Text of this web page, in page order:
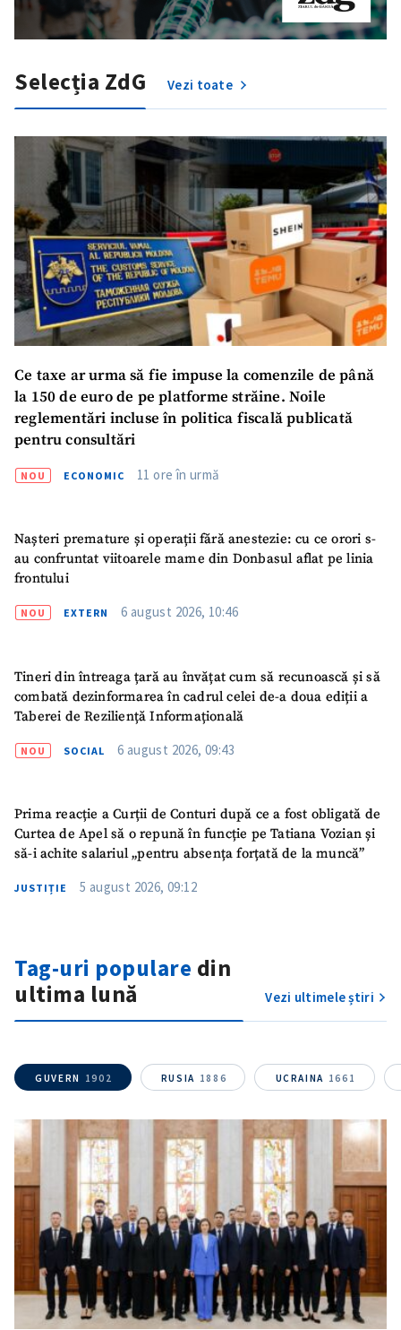
Trimite o informație
Despre ZdG
in English
Selecția ZdG Vezi toate
Ce taxe ar urma să fie impuse la comenzile de până
la 150 de euro de pe platforme străine. Noile
reglementări incluse în politica fiscală publicată
pentru consultări
NOU ECONOMIC 11 ore în urmă
Nașteri premature și operații fără anestezie: cu ce orori s-
au confruntat viitoarele mame din Donbasul aflat pe linia
frontului
NOU EXTERN 6 august 2026, 10:46
Tineri din întreaga țară au învățat cum să recunoască și să
combată dezinformarea în cadrul celei de-a doua ediții a
Taberei de Reziliență Informațională
NOU SOCIAL 6 august 2026, 09:43
Prima reacție a Curții de Conturi după ce a fost obligată de
Curtea de Apel să o repună în funcție pe Tatiana Vozian și
să-i achite salariul „pentru absența forțată de la muncă”
JUSTIȚIE 5 august 2026, 09:12
Tag-uri populare din
ultima lună
Vezi ultimele știri
GUVERN 1902 RUSIA 1886 UCRAINA 1661
ȘTIREA MEA
Titlu știre+ Adaugă titlu
Fotografie
+ Încarcă imagine